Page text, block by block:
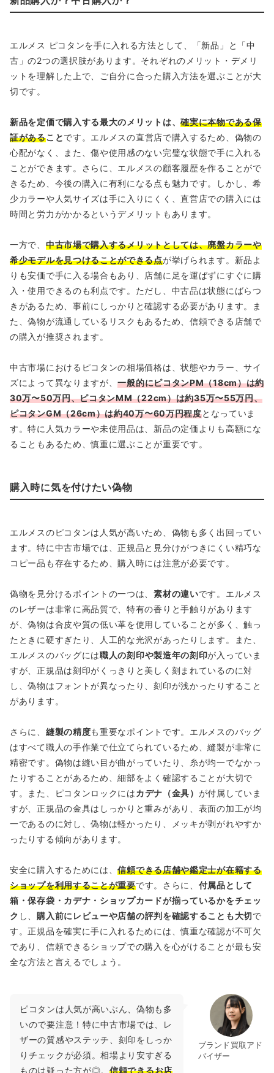
エルメス ピコタンを手に入れる方法として、「新品」と「中
古」の2つの選択肢があります。それぞれのメリット・デメリ
ットを理解した上で、ご自分に合った購入方法を選ぶことが大
切です。
新品を定価で購入する最大のメリットは、確実に本物である保
証があることです。エルメスの直営店で購入するため、偽物の
心配がなく、また、傷や使用感のない完璧な状態で手に入れる
ことができます。さらに、エルメスの顧客履歴を作ることがで
きるため、今後の購入に有利になる点も魅力です。しかし、希
少カラーや人気サイズは手に入りにくく、直営店での購入には
時間と労力がかかるというデメリットもあります。
一方で、 中古市場で購入するメリットとしては、廃盤カラーや
希少モデルを見つけることができる点が挙げられます。新品よ
りも安価で手に入る場合もあり、店舗に足を運ばずにすぐに購
入・使用できるのも利点です。ただし、中古品は状態にばらつ
きがあるため、事前にしっかりと確認する必要があります。ま
た、偽物が流通しているリスクもあるため、信頼できる店舗で
の購入が推奨されます。
中古市場におけるピコタンの相場価格は、状態やカラー、サイ
ズによって異なりますが、一般的にピコタンPM（18cm）は約
30万〜50万円、ピコタンMM（22cm）は約35万〜55万円、
ピコタンGM（26cm）は約40万〜60万円程度となっていま
す。特に人気カラーや未使用品は、新品の定価よりも高額にな
ることもあるため、慎重に選ぶことが重要です。
購入時に気を付けたい偽物
エルメスのピコタンは人気が高いため、偽物も多く出回ってい
ます。特に中古市場では、正規品と見分けがつきにくい精巧な
コピー品も存在するため、購入時には注意が必要です。
偽物を見分けるポイントの一つは、素材の違いです。エルメス
のレザーは非常に高品質で、特有の香りと手触りがあります
が、偽物は合皮や質の低い革を使用していることが多く、触っ
たときに硬すぎたり、人工的な光沢があったりします。また、
エルメスのバッグには職人の刻印や製造年の刻印が入っていま
すが、正規品は刻印がくっきりと美しく刻まれているのに対
し、偽物はフォントが異なったり、刻印が浅かったりすること
があります。
さらに、 縫製の精度も重要なポイントです。エルメスのバッグ
はすべて職人の手作業で仕立てられているため、縫製が非常に
精密です。偽物は縫い目が曲がっていたり、糸が均一でなかっ
たりすることがあるため、細部をよく確認することが大切で
す。また、ピコタンロックにはカデナ（金具） が付属していま
すが、正規品の金具はしっかりと重みがあり、表面の加工が均
一であるのに対し、偽物は軽かったり、メッキが剥がれやすか
ったりする傾向があります。
安全に購入するためには、信頼できる店舗や鑑定士が在籍する
ショップを利用することが重要です。さらに、 付属品として
箱・保存袋・カデナ・ショップカードが揃っているかをチェッ
ク し、購入前にレビューや店舗の評判を確認することも大切で
す。正規品を確実に手に入れるためには、慎重な確認が不可欠
であり、信頼できるショップでの購入を心がけることが最も安
全な方法と言えるでしょう。
ブランド買取アド
バイザー
ピコタンは人気が高いぶん、偽物も多
いので要注意！特に中古市場では、レ
ザーの質感やステッチ、刻印をしっか
りチェックが必須。相場より安すぎる
ものは疑った方が◎。 信頼できるお店